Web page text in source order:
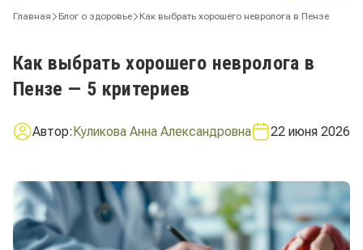
Главная Блог о здоровье Как выбрать хорошего невролога в Пензе
Как выбрать хорошего невролога в
Пензе — 5 критериев
Автор:Куликова Анна Александровна 22 июня 2026